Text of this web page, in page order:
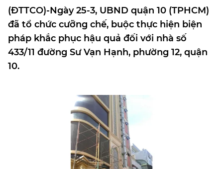
(ĐTTCO)-Ngày 25-3, UBND quận 10 (TPHCM)
đã tổ chức cưỡng chế, buộc thực hiện biện
pháp khắc phục hậu quả đối với nhà số
433/11 đường Sư Vạn Hạnh, phường 12, quận
10.